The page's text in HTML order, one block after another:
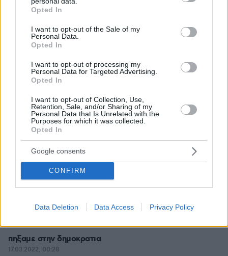
grant or deny consent to Google and its third-party tags to
use your data for below specified purposes in below Google
consent section.
Opted In
I want to opt-out of the Sale of my
Personal Data.
Opted In
I want to opt-out of processing my
Personal Data for Targeted Advertising.
Opted In
I want to opt-out of Collection, Use,
Retention, Sale, and/or Sharing of my
Personal Data that Is Unrelated with the
Purposes for which it was collected.
Opted In
Google consents
CONFIRM
Data Deletion Data Access Privacy Policy
βολεύει τον θύτη. Πού ακούστηκε να φταίει αυτός
που ενοχλείται κι όχι ο ανήθικος που ενοχλεί;
Έχουμε διαμορφώσει πολιτισμό, κανόνες, ήθη. Δε
ζούμε ακόμη στις εποχές που αναφέρεσαι,
παρόλο που υπάρχουν άνθρωποι που πάντα θα
και αήθεις προκλήσεις. Κατάλαβες;
ΑΠΑΝΤΗΣΗ
Δημήτρης
17.03.2022, 00:53
Για το κιτσαριό κουβέντα, απλώς να προκαλούμε που
και που για να μη λησμονηθούμε απ'τά μέσα.. μπας
και προκύψει και καμιά δουλειά..αισθητική ανθρώπων
της τέχνης επί των ημερών μας..
ΑΠΑΝΤΗΣΗ
πηξαμε στην δημοκρατια
17.03.2022, 00:28